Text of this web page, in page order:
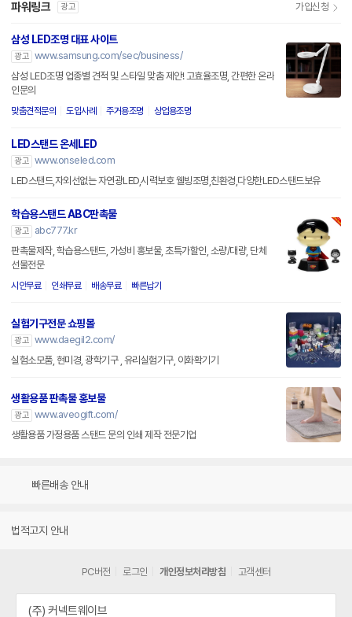
파워링크 광고 가입신청
삼성 LED조명 대표 사이트
광고 www.samsung.com/sec/business/
삼성 LED조명 업종별 견적 및 스타일 맞춤 제안! 고효율조명, 간편한 온라
인문의
맞춤견적문의 도입사례 주거용조명 상업용조명
LED스탠드 온세LED
광고 www.onseled.com
LED스탠드,자외선없는 자연광LED,시력보호 웰빙조명,친환경,다양한LED스탠드보유
학습용스탠드 ABC판촉물
광고
abc777.kr
판촉물제작, 학습용스탠드, 가성비 홍보물, 초특가할인, 소량/대량, 단체
선물전문
시안무료 인쇄무료 배송무료 빠른납기
실험기구전문 쇼핑몰
광고 www.daegil2.com/
실험소모품, 현미경, 광학기구 , 유리실험기구, 이화확기기
생활용품 판촉물 홍보물
광고 www.aveogift.com/
생활용품 가정용품 스탠드 문의 인쇄 제작 전문기업
빠른배송 안내
법적고지 안내
PC버전 로그인 개인정보처리방침 고객센터
(주) 커넥트웨이브